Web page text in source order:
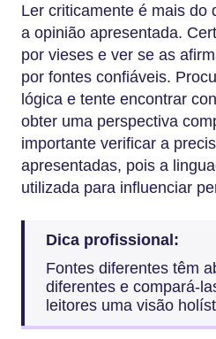
Ler criticamente é mais do
a opinião apresentada.
por vieses e ver se as
por fontes confiáveis.
lógica e tente encontrar
obter uma perspectiva
importante verificar a
apresentadas, pois a
utilizada para influenciar
Dica profissional:
Fontes diferentes têm
diferentes e compará-
leitores uma visão